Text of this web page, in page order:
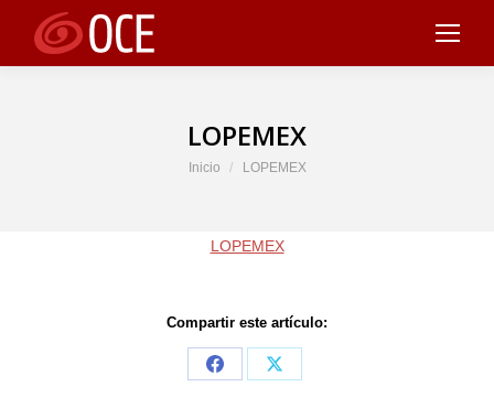
LOPEMEX
Estás aquí:
Inicio LOPEMEX
LOPEMEX
Compartir este artículo:
Share
Share